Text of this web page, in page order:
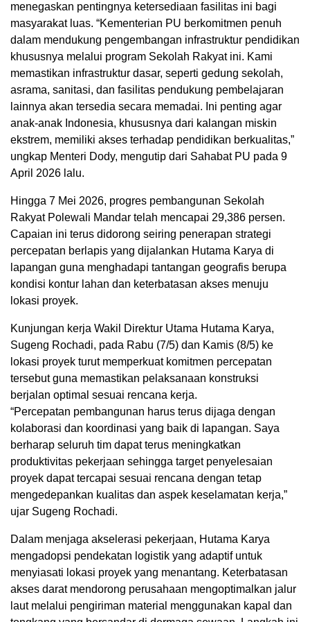
menegaskan pentingnya ketersediaan fasilitas ini bagi
masyarakat luas. “Kementerian PU berkomitmen penuh
dalam mendukung pengembangan infrastruktur pendidikan
khususnya melalui program Sekolah Rakyat ini. Kami
memastikan infrastruktur dasar, seperti gedung sekolah,
asrama, sanitasi, dan fasilitas pendukung pembelajaran
lainnya akan tersedia secara memadai. Ini penting agar
anak-anak Indonesia, khususnya dari kalangan miskin
ekstrem, memiliki akses terhadap pendidikan berkualitas,”
ungkap Menteri Dody, mengutip dari Sahabat PU pada 9
April 2026 lalu.
Hingga 7 Mei 2026, progres pembangunan Sekolah
Rakyat Polewali Mandar telah mencapai 29,386 persen.
Capaian ini terus didorong seiring penerapan strategi
percepatan berlapis yang dijalankan Hutama Karya di
lapangan guna menghadapi tantangan geografis berupa
kondisi kontur lahan dan keterbatasan akses menuju
lokasi proyek.
Kunjungan kerja Wakil Direktur Utama Hutama Karya,
Sugeng Rochadi, pada Rabu (7/5) dan Kamis (8/5) ke
lokasi proyek turut memperkuat komitmen percepatan
tersebut guna memastikan pelaksanaan konstruksi
berjalan optimal sesuai rencana kerja.
“Percepatan pembangunan harus terus dijaga dengan
kolaborasi dan koordinasi yang baik di lapangan. Saya
berharap seluruh tim dapat terus meningkatkan
produktivitas pekerjaan sehingga target penyelesaian
proyek dapat tercapai sesuai rencana dengan tetap
mengedepankan kualitas dan aspek keselamatan kerja,”
ujar Sugeng Rochadi.
Dalam menjaga akselerasi pekerjaan, Hutama Karya
mengadopsi pendekatan logistik yang adaptif untuk
menyiasati lokasi proyek yang menantang. Keterbatasan
akses darat mendorong perusahaan mengoptimalkan jalur
laut melalui pengiriman material menggunakan kapal dan